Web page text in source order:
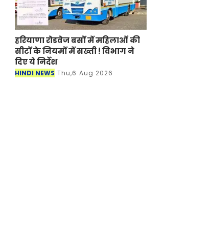
हरियाणा रोडवेज बसों में महिलाओं की
सीटों के नियमों में सख्ती ! विभाग ने
दिए ये निर्देश
HINDI NEWS Thu,6 Aug 2026